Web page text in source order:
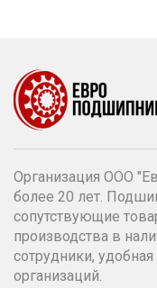
Организация ООО
более 20 лет.
сопутствующие
производства в
сотрудники,
организаций.